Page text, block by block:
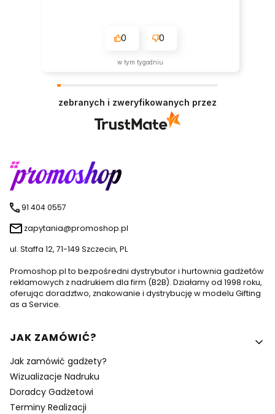
0 0
w tym tygodniu
zebranych i zweryfikowanych przez
91 404 0557
zapytania@promoshop.pl
ul. Staffa 12, 71-149 Szczecin, PL
Promoshop.pl to bezpośredni dystrybutor i hurtownia gadżetów
reklamowych z nadrukiem dla firm (B2B). Działamy od 1998 roku,
oferując doradztwo, znakowanie i dystrybucję w modelu Gifting
as a Service.
Linki w stopce
JAK ZAMÓWIĆ?
Jak zamówić gadżety?
Wizualizacje Nadruku
Doradcy Gadżetowi
Terminy Realizacji